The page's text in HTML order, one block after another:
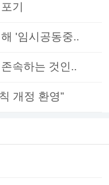
기
'임시공동중..
속하는 것인..
개정 환영”